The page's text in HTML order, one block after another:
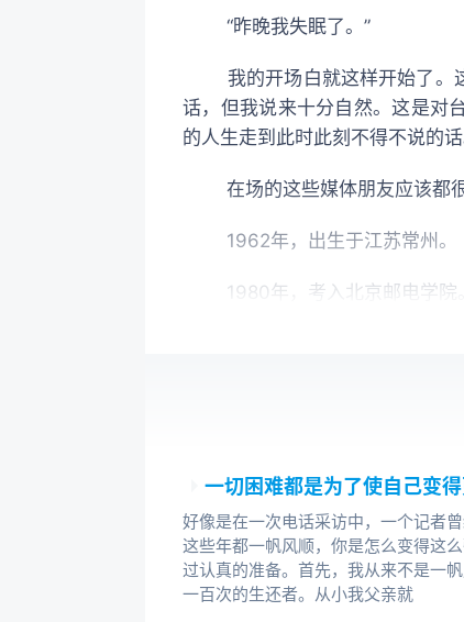
“昨晚我失眠了。”
我的开场白就这样开始了。这
话，但我说来十分自然。这是对
的人生走到此时此刻不得不说的话
在场的这些媒体朋友应该都很
1962年，出生于江苏常州。
1980年，考入北京邮电学院
1990年，赴美国继续留学生
1994年，加入微软公司，
1997年，回国于上海筹建微软
4年内，该中心先后升级为微软
2002年3月，出任微软中国公
一切困难都是为了使自己变
好像是在一次电话采访中，一个记者
这些年都一帆风顺，你是怎么变得这
过认真的准备。首先，我从来不是一
一百次的生还者。从小我父亲就